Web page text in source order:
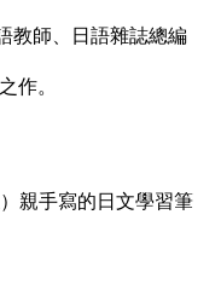
教師、日語雜誌總編
作。
親手寫的日文學習筆